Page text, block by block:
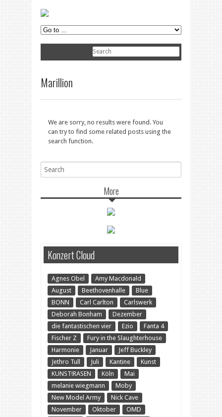
Marillion
We are sorry, no results were found. You
can try to find some related posts using the
search function.
More
Konzert Cloud
Agnes Obel
Amy Macdonald
August
Beethovenhalle
Blue
BONN
Carl Carlton
Carlswerk
Deborah Bonham
Dezember
die fantastischen vier
Ezio
Fanta 4
Fischer Z
Fury in the Slaughterhouse
Harmonie
Januar
Jeff Buckley
Jethro Tull
Juli Kantine
Kunst
KUNST!RASEN
Köln
Mai
melanie wiegmann
Moby
New Model Army
Nick Cave
November
Oktober
OMD